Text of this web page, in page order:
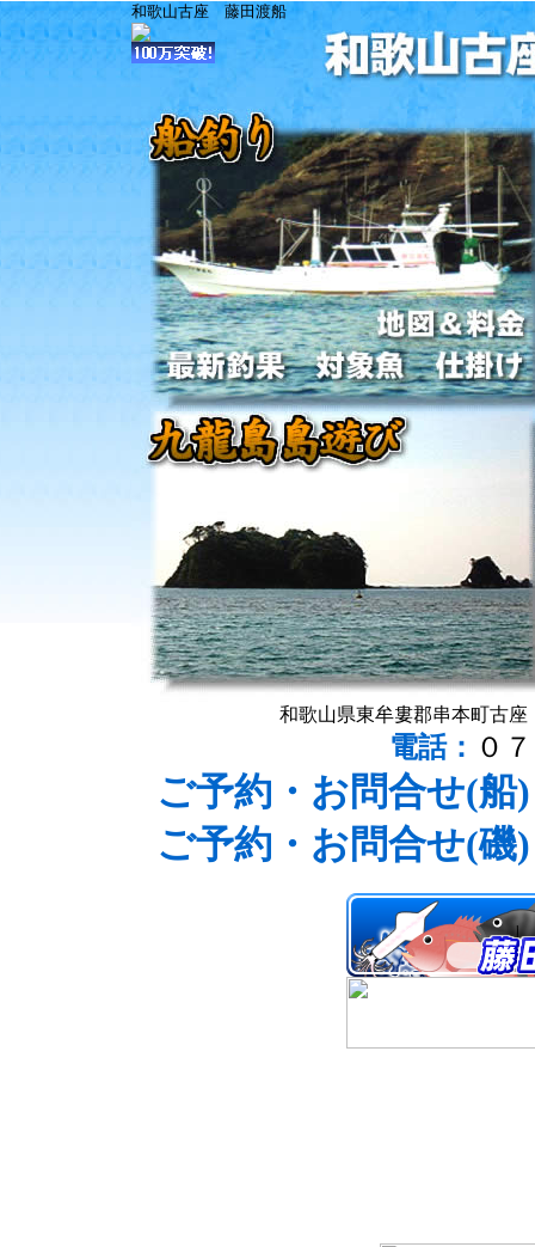
和歌山古座 藤田渡船
和歌山県東牟婁郡串本町古
電話： ０
ご予約・お問合せ(船
ご予約・お問合せ(磯